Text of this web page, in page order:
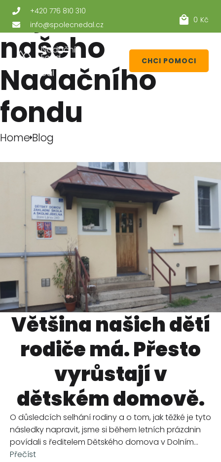
+420 776 810 310
info@spolecnedal.cz
Kč
0
CHCI POMOCI
Zajímavosti z
našeho
Nadačního
fondu
HomeBlog
Většina našich dětí
rodiče má. Přesto
vyrůstají v
dětském domově.
O důsledcích selhání rodiny a o tom, jak těžké je tyto
následky napravit, jsme si během letních prázdnin
povídali s ředitelem Dětského domova v Dolním...
Přečíst